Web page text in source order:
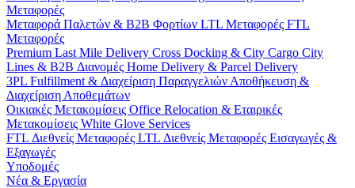
Μεταφορές
Μεταφορά Παλετών & B2B Φορτίων LTL Μεταφορές FTL
Μεταφορές
Premium Last Mile Delivery Cross Docking & City Cargo City
Lines & B2B Διανομές Home Delivery & Parcel Delivery
3PL Fulfillment & Διαχείριση Παραγγελιών Αποθήκευση &
Διαχείριση Αποθεμάτων
Οικιακές Μετακομίσεις Office Relocation & Εταιρικές
Μετακομίσεις White Glove Services
FTL Διεθνείς Μεταφορές LTL Διεθνείς Μεταφορές Εισαγωγές &
Εξαγωγές
Υποδομές
Νέα & Εργασία